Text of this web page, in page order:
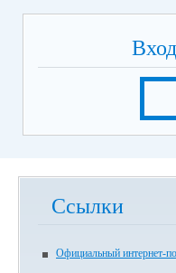
Ссылки
Официальный интернет-